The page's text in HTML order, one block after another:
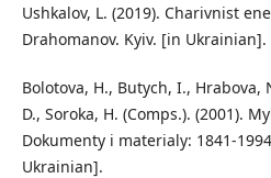
Ushkalov, L. (2019). Charivnist
Drahomanov. Kyiv. [in Ukrainian].
Bolotova, H., Butych, I., Hrabova,
D., Soroka, H. (Comps.). (2001).
Dokumenty i materialy: 1841-
Ukrainian].